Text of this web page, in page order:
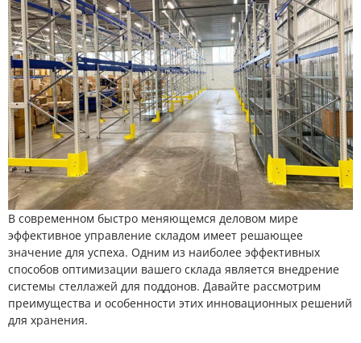
В современном быстро меняющемся деловом мире
эффективное управление складом имеет решающее
значение для успеха. Одним из наиболее эффективных
способов оптимизации вашего склада является внедрение
системы стеллажей для поддонов. Давайте рассмотрим
преимущества и особенности этих инновационных решений
для хранения.